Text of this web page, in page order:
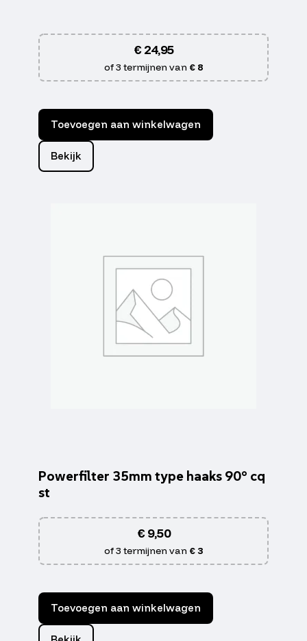
€24,95
of 3 termijnen van € 8
Toevoegen aan winkelwagen
Bekijk
Powerfilter 35mm type haaks 90° cq
st
€9,50
of 3 termijnen van € 3
Toevoegen aan winkelwagen